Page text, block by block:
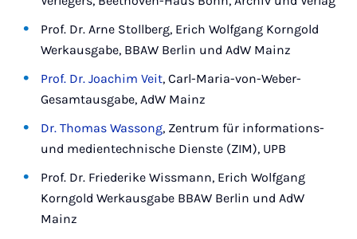
Prof. Dr. Arne Stollberg, Erich Wolfgang Korngold
Werkausgabe, BBAW Berlin und AdW Mainz
Prof. Dr. Joachim Veit, Carl-Maria-von-Weber-
Gesamtausgabe, AdW Mainz
Dr. Thomas Wassong, Zentrum für informations-
und medientechnische Dienste (ZIM), UPB
Prof. Dr. Friederike Wissmann, Erich Wolfgang
Korngold Werkausgabe BBAW Berlin und AdW
Mainz